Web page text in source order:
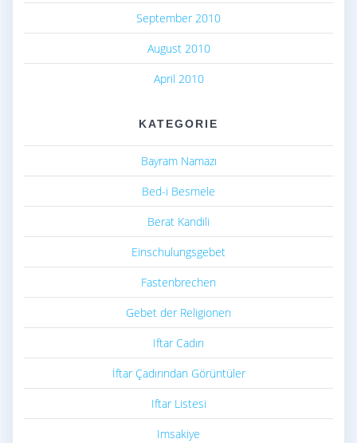
September 2010
August 2010
April 2010
KATEGORIE
Bayram Namazı
Bed-i Besmele
Berat Kandili
Einschulungsgebet
Fastenbrechen
Gebet der Religionen
Iftar Cadırı
İftar Çadırından Görüntüler
Iftar Listesi
Imsakiye